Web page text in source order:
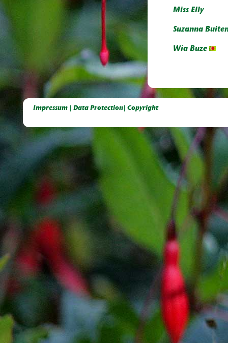
Miss Elly
Suzanna
Wia Buze
Impressum | Data Protection| Copyright